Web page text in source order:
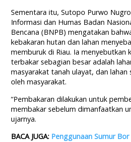
Sementara itu, Sutopo Purwo
Informasi dan Humas Badan
Bencana (BNPB) mengatakan
kebakaran hutan dan lahan
memburuk di Riau. Ia menyebutkan
terbakar sebagian besar adalah
masyarakat tanah ulayat, dan lahan
oleh masyarakat.
“Pembakaran dilakukan untuk
membakar sebelum dimanfaatkan
ujarnya.
BACA JUGA: Penggunaan Sumur